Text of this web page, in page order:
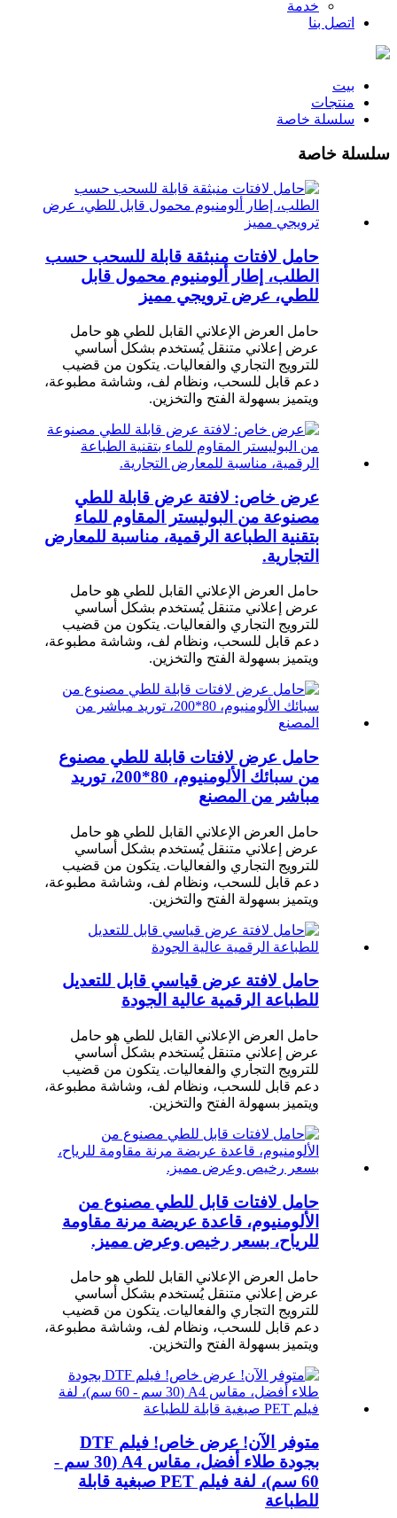
خدمة
اتصل بنا
بيت
منتجات
سلسلة خاصة
سلسلة خاصة
حامل لافتات منبثقة قابلة للسحب حسب
الطلب، إطار ألومنيوم محمول قابل
للطي، عرض ترويجي مميز
حامل العرض الإعلاني القابل للطي هو حامل
عرض إعلاني متنقل يُستخدم بشكل أساسي
للترويج التجاري والفعاليات. يتكون من قضيب
دعم قابل للسحب، ونظام لف، وشاشة مطبوعة،
ويتميز بسهولة الفتح والتخزين.
عرض خاص: لافتة عرض قابلة للطي
مصنوعة من البوليستر المقاوم للماء
بتقنية الطباعة الرقمية، مناسبة للمعارض
التجارية.
حامل العرض الإعلاني القابل للطي هو حامل
عرض إعلاني متنقل يُستخدم بشكل أساسي
للترويج التجاري والفعاليات. يتكون من قضيب
دعم قابل للسحب، ونظام لف، وشاشة مطبوعة،
ويتميز بسهولة الفتح والتخزين.
حامل عرض لافتات قابلة للطي مصنوع
من سبائك الألومنيوم، 80*200، توريد
مباشر من المصنع
حامل العرض الإعلاني القابل للطي هو حامل
عرض إعلاني متنقل يُستخدم بشكل أساسي
للترويج التجاري والفعاليات. يتكون من قضيب
دعم قابل للسحب، ونظام لف، وشاشة مطبوعة،
ويتميز بسهولة الفتح والتخزين.
حامل لافتة عرض قياسي قابل للتعديل
للطباعة الرقمية عالية الجودة
حامل العرض الإعلاني القابل للطي هو حامل
عرض إعلاني متنقل يُستخدم بشكل أساسي
للترويج التجاري والفعاليات. يتكون من قضيب
دعم قابل للسحب، ونظام لف، وشاشة مطبوعة،
ويتميز بسهولة الفتح والتخزين.
حامل لافتات قابل للطي مصنوع من
الألومنيوم، قاعدة عريضة مرنة مقاومة
للرياح، بسعر رخيص وعرض مميز.
حامل العرض الإعلاني القابل للطي هو حامل
عرض إعلاني متنقل يُستخدم بشكل أساسي
للترويج التجاري والفعاليات. يتكون من قضيب
دعم قابل للسحب، ونظام لف، وشاشة مطبوعة،
ويتميز بسهولة الفتح والتخزين.
متوفر الآن! عرض خاص! فيلم DTF
بجودة طلاء أفضل، مقاس A4 (30 سم -
60 سم)، لفة فيلم PET صبغية قابلة
للطباعة